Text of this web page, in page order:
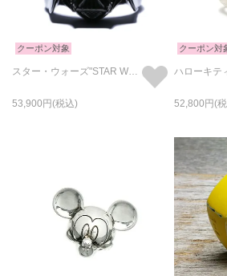
クーポン対象
スター・ウォーズ"STAR WARS™"ダース・ベイダー マスク リング/指輪
53,900
クーポン対
52,800